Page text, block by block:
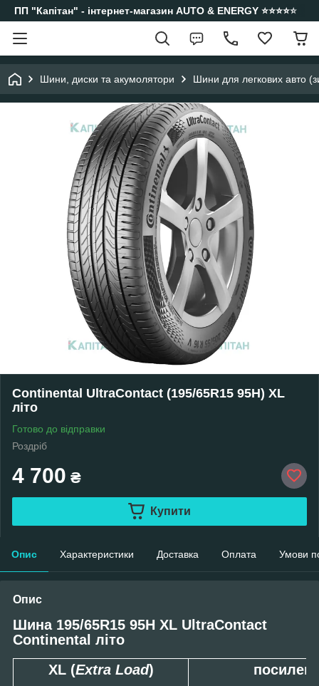
ПП "Капітан" - інтернет-магазин AUTO & ENERGY ⭐️⭐️⭐️⭐️⭐️
Шини, диски та акумолятори Шини для легкових авто
Continental UltraContact (195/65R15 95H) XL
літо
Готово до відправки
Роздріб
4 700 ₴
Купити
Опис Характеристики Доставка Оплата Умови
Опис
Шина 195/65R15 95H XL UltraContact
Continental літо
XL (Extra Load)